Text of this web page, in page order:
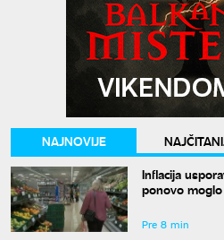
NAJNOVIJE
Inflacija
ponovo
Pre 8 min